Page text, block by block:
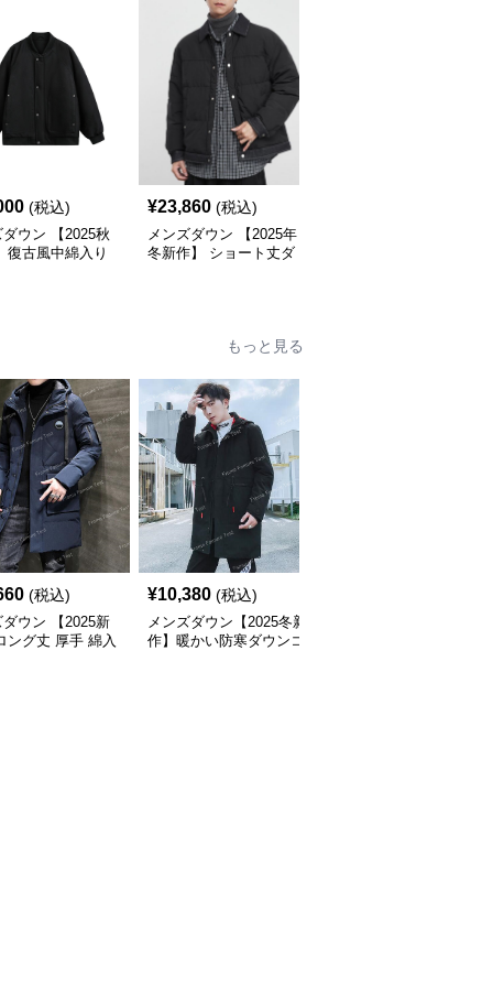
(税込)
ダウン 【2025秋
復古風中綿入り
¥23,860 (税込)
メンズダウン 【2025年
冬新作】 ショート丈ダ
もっと見る
(税込)
ダウン 【2025新
ング丈 厚手 綿入
¥10,380 (税込)
メンズダウン【2025冬新
作】暖かい防寒ダウンコ